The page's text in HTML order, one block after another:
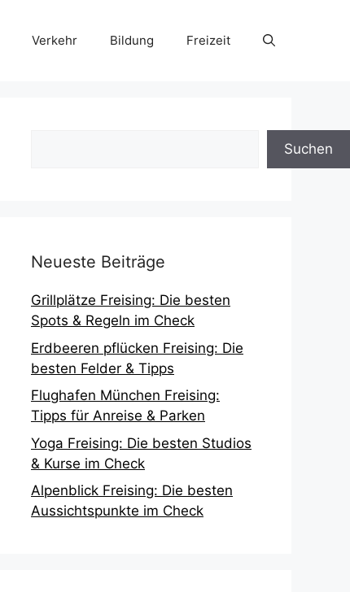
Verkehr Bildung Freizeit
Suchen
Neueste Beiträge
Grillplätze Freising: Die besten
Spots & Regeln im Check
Erdbeeren pflücken Freising: Die
besten Felder & Tipps
Flughafen München Freising:
Tipps für Anreise & Parken
Yoga Freising: Die besten Studios
& Kurse im Check
Alpenblick Freising: Die besten
Aussichtspunkte im Check